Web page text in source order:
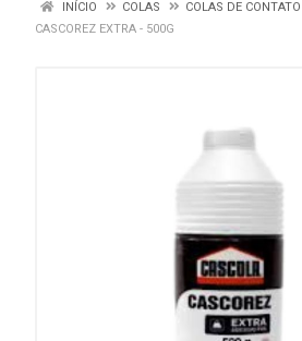
INÍCIO COLAS
COLAS DE CONTATO
CASCOREZ EXTRA - 500G